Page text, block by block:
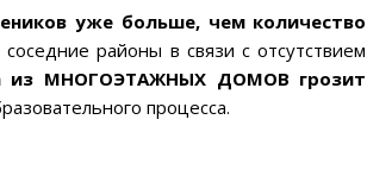
уже больше, чем количество
районы в связи с отсутствием
из МНОГОЭТАЖНЫХ ДОМОВ грозит
процесса.